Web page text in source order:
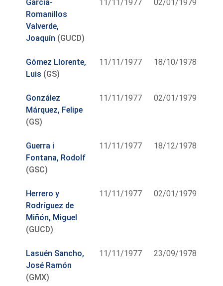
García-
Romanillos
Valverde,
Joaquín (GUCD)
11/11/1977 02/01/1979
Gómez Llorente,
Luis (GS)
11/11/1977 18/10/1978
González
Márquez, Felipe
(GS)
11/11/1977 02/01/1979
Guerra i
Fontana, Rodolf
(GSC)
11/11/1977 18/12/1978
Herrero y
Rodríguez de
Miñón, Miguel
(GUCD)
11/11/1977 02/01/1979
Lasuén Sancho,
José Ramón
(GMX)
11/11/1977 23/09/1978